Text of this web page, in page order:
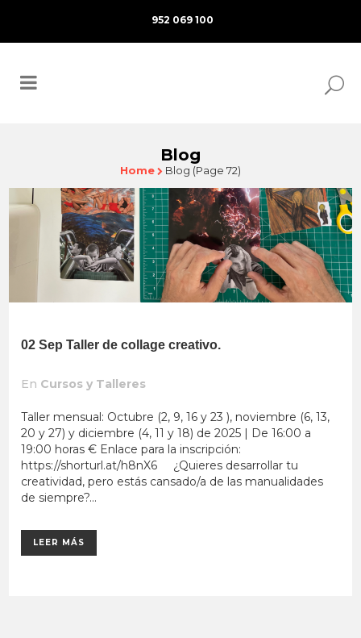
952 069 100
Blog
Home Blog (Page 72)
02 Sep Taller de collage creativo.
En Cursos y Talleres
Taller mensual: Octubre (2, 9, 16 y 23 ), noviembre (6, 13,
20 y 27) y diciembre (4, 11 y 18) de 2025 | De 16:00 a
19:00 horas € Enlace para la inscripción:
https://shorturl.at/h8nX6 ¿Quieres desarrollar tu
creatividad, pero estás cansado/a de las manualidades
de siempre?...
LEER MÁS